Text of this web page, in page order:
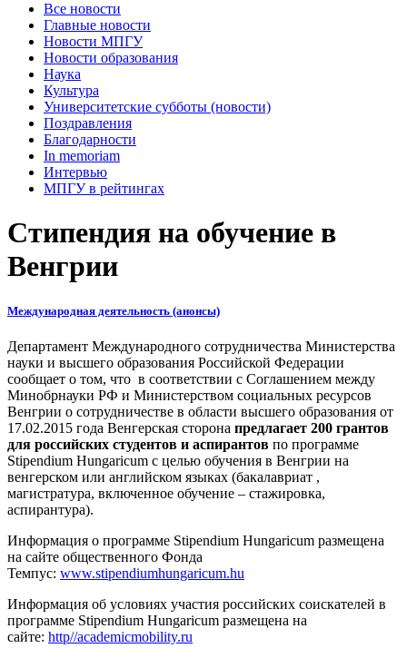
Все новости
Главные новости
Новости МПГУ
Новости образования
Наука
Культура
Университетские субботы (новости)
Поздравления
Благодарности
In memoriam
Интервью
МПГУ в рейтингах
Стипендия на обучение в
Венгрии
Международная деятельность (анонсы)
Департамент Международного сотрудничества Министерства
науки и высшего образования Российской Федерации
сообщает о том, что в соответствии с Соглашением между
Минобрнауки РФ и Министерством социальных ресурсов
Венгрии о сотрудничестве в области высшего образования от
17.02.2015 года Венгерская сторона предлагает 200 грантов
для российских студентов и аспирантов по программе
Stipendium Hungaricum с целью обучения в Венгрии на
венгерском или английском языках (бакалавриат ,
магистратура, включенное обучение – стажировка,
аспирантура).
Информация о программе Stipendium Hungaricum размещена
на сайте общественного Фонда
Темпус: www.stipendiumhungaricum.hu
Информация об условиях участия российских соискателей в
программе Stipendium Hungaricum размещена на
сайте: http//academicmobility.ru